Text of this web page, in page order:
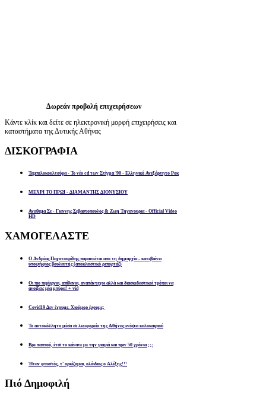
Δωρεάν προβολή επιχειρήσεων
Κάντε κλίκ και δείτε σε ηλεκτρονική μορφή επιχειρήσεις και
καταστήματα της Δυτικής Αθήνας
ΔΙΣΚΟΓΡΑΦΙΑ
Ταμπελοκουλτούρα - Το νέο cd των Στίγμα '90 - Ελληνικό Ανεξάρτητο Ροκ
ΜΕΧΡΙ ΤΟ ΠΡΩΙ - ΔΙΑΜΑΝΤΗΣ ΔΙΟΝΥΣΙΟΥ
Αναθεμα Σε - Γιαννης Σεβαστοπουλος & Ζωη Τηγανουρια - Official Video
HD
ΧΑΜΟΓΕΛΑΣΤΕ
Ο Ανδρέας Παχατουρίδης παραιτείται απο τη δημαρχία - κατεβαίνει
υποψήφιος βουλευτής (αποκλειστικό ρεπορτάζ)
Οι πιο περίεργοι, απίθανοι, αναπάντεχοι αλλά και διασκεδαστικοί τρόποι να
ανοίξεις μία μπύρα! + vid
Covid19 Δεν έχουμε. Χιούμορ έχουμε;
Το αυτοκόλλητο μέσα σε λεωφορείο της Αθήνας ενόψει καλοκαιριού
Βρε παππού, έτσι το κάνατε με την γιαγιά και πριν 50 χρόνια ;;;
Ήταν φτυστός, τ’ ορκίζομαι, ολόιδιος ο Αλέξης!!!
Πιό Δημοφιλή